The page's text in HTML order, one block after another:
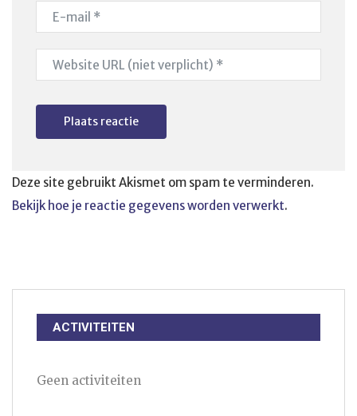
Deze site gebruikt Akismet om spam te verminderen.
Bekijk hoe je reactie gegevens worden verwerkt.
ACTIVITEITEN
Geen activiteiten